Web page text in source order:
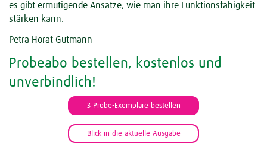
es gibt ermutigende Ansätze, wie man ihre Funktionsfähigkeit
stärken kann.
Petra Horat Gutmann
Probeabo bestellen, kostenlos und
unverbindlich!
3 Probe-Exemplare bestellen
Blick in die aktuelle Ausgabe